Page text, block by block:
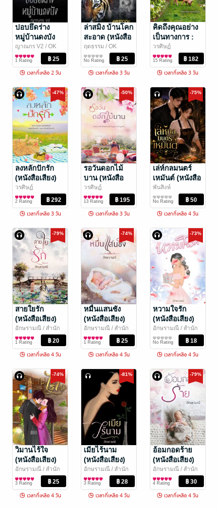
ปอบยึดร่าง
หมู่บ้านดงบัง
(หนังสือเสียง)
ญาณกร V2 / OK
books
นิยายลึกลับ/เขย่า
ขวัญ
1 Rating
เวลาที่เหลือ 2 วัน
ล่าสมิง บ้านโคก
สะอาด (หนังสือ
เสียง)
ฤตธรรม / OK
books
นิยายผจญภัย/บู๊แอก
ชัน
No Rating
เวลาที่เหลือ 3 วัน
คิดถึงคุณอย่าง
เป็นทางการ :
Officially
Missing You
(หนังสือเสียง)
วรศิษฏ์
นิยายรัก
15 Rating
เวลาที่เหลือ 3 วัน
-47%
ลงหลักปักรัก
(หนังสือเสียง)
วรศิษฏ์
นิยายโรมานซ์
2 Rating
เวลาที่เหลือ 3 วัน
-50%
รอวันดอกไม้
บาน (หนังสือ
เสียง)
วรศิษฏ์
นิยายโรมานซ์
13 Rating
เวลาที่เหลือ 3 วัน
-75%
เล่ห์กลมนตร์
เหมันต์ (หนังสือ
เสียง)
พันสิงห์
นิยายรัก
No Rating
เวลาที่เหลือ 4 วัน
-79%
สายใยรัก
(หนังสือเสียง)
อักษรามณี / สำนัก
พิมพ์ร้อยฝันปันรัก
นิยายโรมานซ์
1 Rating
เวลาที่เหลือ 4 วัน
-74%
หมื่นแสนชัง
(หนังสือเสียง)
อักษรามณี / สำนัก
พิมพ์ร้อยฝันปันรัก
นิยายโรมานซ์
1 Rating
เวลาที่เหลือ 4 วัน
-73%
หวามใจรัก
(หนังสือเสียง)
อักษรามณี/ สำนัก
พิมพ์ร้อยฝันปันรัก
นิยายโรมานซ์
No Rating
เวลาที่เหลือ 4 วัน
-74%
วิมานไร้ใจ
(หนังสือเสียง)
อักษรามณี / สำนัก
พิมพ์ร้อยฝันปันรัก
นิยายโรมานซ์
3 Rating
เวลาที่เหลือ 4 วัน
-81%
เมียไร้นาม
(หนังสือเสียง)
อักษรามณี / สำนัก
พิมพ์ร้อยฝันปันรัก
นิยายโรมานซ์
3 Rating
เวลาที่เหลือ 4 วัน
-79%
อ้อมกอดร้าย
(หนังสือเสียง)
อักษรามณี/ สำนัก
พิมพ์ร้อยฝันปันรัก
นิยายโรมานซ์
4 Rating
เวลาที่เหลือ 4 วัน